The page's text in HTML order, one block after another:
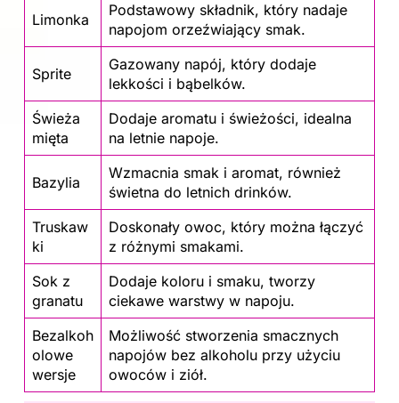
Limonka
Podstawowy składnik, który nadaje
napojom orzeźwiający smak.
Sprite
Gazowany napój, który dodaje
lekkości i bąbelków.
Świeża
mięta
Dodaje aromatu i świeżości, idealna
na letnie napoje.
Bazylia
Wzmacnia smak i aromat, również
świetna do letnich drinków.
Truskaw
ki
Doskonały owoc, który można łączyć
z różnymi smakami.
Sok z
granatu
Dodaje koloru i smaku, tworzy
ciekawe warstwy w napoju.
Bezalkoh
olowe
wersje
Możliwość stworzenia smacznych
napojów bez alkoholu przy użyciu
owoców i ziół.